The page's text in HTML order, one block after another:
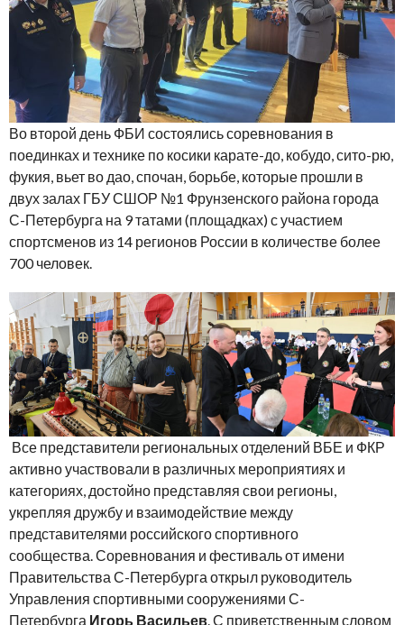
Во второй день ФБИ состоялись соревнования в
поединках и технике по косики карате-до, кобудо, сито-рю,
фукия, вьет во дао, спочан, борьбе, которые прошли в
двух залах ГБУ СШОР №1 Фрунзенского района города
С-Петербурга на 9 татами (площадках) с участием
спортсменов из 14 регионов России в количестве более
700 человек.
Все представители региональных отделений ВБЕ и ФКР
активно участвовали в различных мероприятиях и
категориях, достойно представляя свои регионы,
укрепляя дружбу и взаимодействие между
представителями российского спортивного
сообщества. Соревнования и фестиваль от имени
Правительства С-Петербурга открыл руководитель
Управления спортивными сооружениями С-
Петербурга Игорь Васильев. С приветственным словом